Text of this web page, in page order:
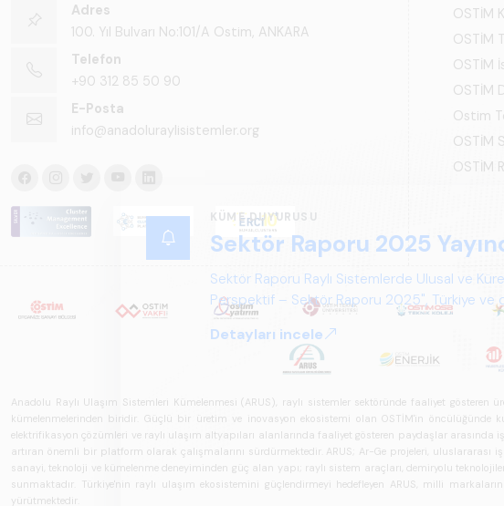
Adres
100. Yıl Bulvarı No:101/A Ostim, ANKARA
Telefon
+90 312 85 50 90
E-Posta
info@anadoluraylisistemler.org
OSTİM
OSTİM
OSTİM
OSTİM
Ostim
OSTİM
OSTİM
Anadolu Raylı Ulaşım Sistemleri Kümelenmesi (ARUS), raylı sistemler sektöründe faaliyet
kümelenmelerinden biridir. Güçlü bir üretim ve inovasyon ekosistemi olan OSTİM'in öncülüğünde
elektrifikasyon çözümleri ve raylı ulaşım altyapıları alanlarında faaliyet gösteren paydaşlar
artıran önemli bir platform olarak çalışmalarını sürdürmektedir. ARUS; Ar-Ge projeleri,
sanayi, teknoloji ve kümelenme deneyiminden güç alan yapı; raylı sistem araçları, demiryolu
sunmaktadır. Türkiye'nin raylı ulaşım ekosistemini güçlendirmeyi hedefleyen ARUS, milli
yürütmektedir.